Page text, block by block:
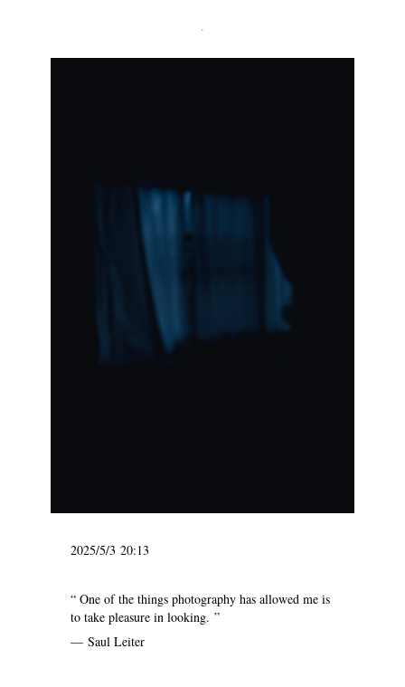
.
2025/5/3 20:13
“ One of the things photography has allowed me is
to take pleasure in looking. ”
— Saul Leiter